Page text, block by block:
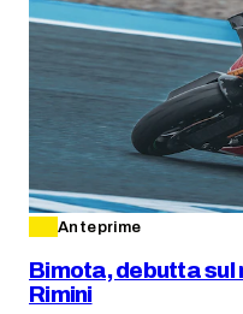
Anteprime
Bimota, debutta
Rimini